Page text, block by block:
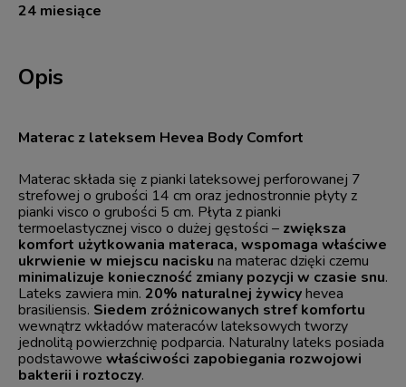
Opis
Materac z lateksem Hevea Body Comfort
Materac składa się z pianki lateksowej perforowanej 7
strefowej o grubości 14 cm oraz jednostronnie płyty z
pianki visco o grubości 5 cm. Płyta z pianki
termoelastycznej visco o dużej gęstości – zwiększa
komfort użytkowania materaca, wspomaga właściwe
ukrwienie w miejscu nacisku na materac dzięki czemu
minimalizuje konieczność zmiany pozycji w czasie snu.
Lateks zawiera min. 20% naturalnej żywicyhevea
brasiliensis. Siedem zróżnicowanych stref komfortu
wewnątrz wkładów materaców lateksowych tworzy
jednolitą powierzchnię podparcia. Naturalny lateks posiada
podstawowe właściwości zapobiegania rozwojowi
bakterii i roztoczy.
24 miesiące